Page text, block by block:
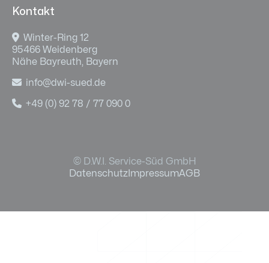
Kontakt
 Winter-Ring 12
95466 Weidenberg
Nähe Bayreuth, Bayern
 info@dwi-sued.de
 +49 (0) 92 78 / 77 090 0
Datenschutz ImpressumAGB
© D.W.I. Service-Süd GmbH